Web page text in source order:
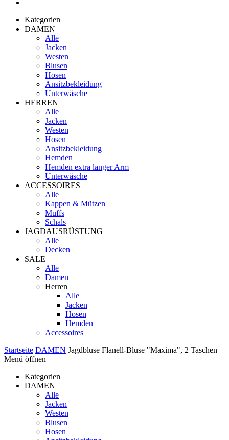
Kategorien
DAMEN
Alle
Jacken
Westen
Blusen
Hosen
Ansitzbekleidung
Unterwäsche
HERREN
Alle
Jacken
Westen
Hosen
Ansitzbekleidung
Hemden
Hemden extra langer Arm
Unterwäsche
ACCESSOIRES
Alle
Kappen & Mützen
Muffs
Schals
JAGDAUSRÜSTUNG
Alle
Decken
SALE
Alle
Damen
Herren
Alle
Jacken
Hosen
Hemden
Accessoires
Startseite DAMEN Jagdbluse Flanell-Bluse "Maxima", 2 Taschen
Menü öffnen
Kategorien
DAMEN
Alle
Jacken
Westen
Blusen
Hosen